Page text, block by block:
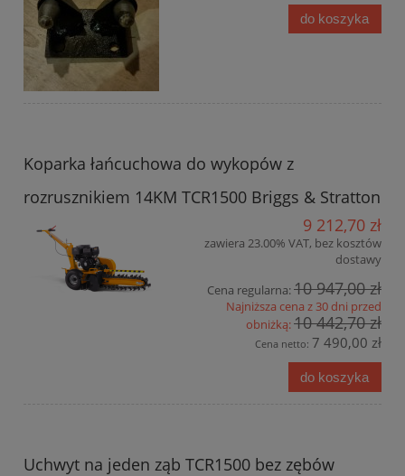
do koszyka
Koparka łańcuchowa do wykopów z
rozrusznikiem 14KM TCR1500 Briggs & Stratton
9 212,70 zł
zawiera 23.00% VAT, bez kosztów
dostawy
Cena regularna:10 947,00 zł
Najniższa cena z 30 dni przed
obniżką:10 442,70 zł
Cena netto: 7 490,00 zł
do koszyka
Uchwyt na jeden ząb TCR1500 bez zębów